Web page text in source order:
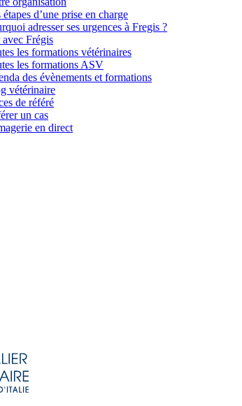
étapes d’une prise en charge
adresser ses urgences à Fregis ?
Frégis
les formations vétérinaires
les formations ASV
des évènements et formations
vétérinaire
de référé
un cas
en direct